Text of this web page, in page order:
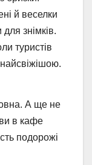
й веселки
знімків.
туристів
А ще не
в кафе
подорожі